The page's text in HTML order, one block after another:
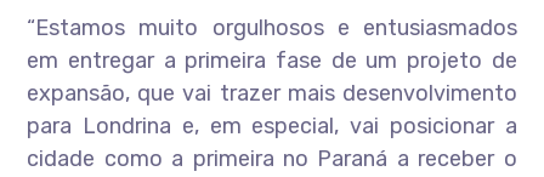
“Estamos muito orgulhosos e entusiasmados
em entregar a primeira fase de um projeto de
expansão, que vai trazer mais desenvolvimento
para Londrina e, em especial, vai posicionar a
cidade como a primeira no Paraná a receber o